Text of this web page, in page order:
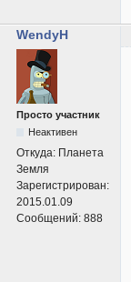
WendyH
Просто участник
Неактивен
Откуда: Планета
Земля
Зарегистрирован:
2015.01.09
Сообщений: 888